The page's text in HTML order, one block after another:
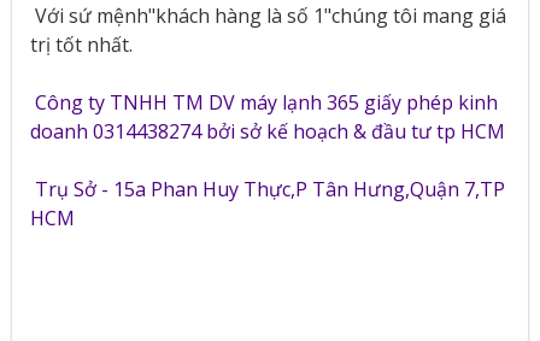
Với sứ mệnh"khách hàng là số 1"chúng tôi mang giá
trị tốt nhất.
Công ty TNHH TM DV máy lạnh 365 giấy phép kinh
doanh 0314438274 bởi sở kế hoạch & đầu tư tp HCM
Trụ Sở - 15a Phan Huy Thực,P Tân Hưng,Quận 7,TP
HCM